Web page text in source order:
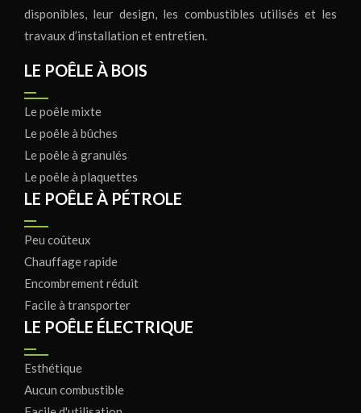
disponibles, leur design, les combustibles utilisés et les
travaux d’installation et entretien.
LE POÊLE À BOIS
Le poêle mixte
Le poêle à bûches
Le poêle à granulés
Le poêle à plaquettes
LE POÊLE À PÉTROLE
Peu coûteux
Chauffage rapide
Encombrement réduit
Facile à transporter
LE POÊLE ÉLECTRIQUE
Esthétique
Aucun combustible